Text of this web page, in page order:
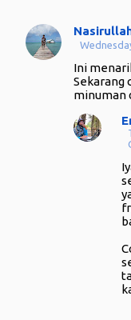
C
o
Ini
Sekarang
minuman